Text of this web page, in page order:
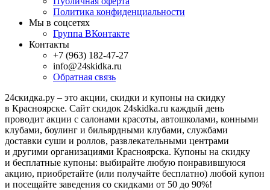
Политика конфиденциальности
Мы в соцсетях
Группа ВКонтакте
Контакты
+7 (963) 182-47-27
info@24skidka.ru
Обратная связь
24скидка.ру – это акции, скидки и купоны на скидку
в Красноярске. Сайт скидок 24skidka.ru каждый день
проводит акции с салонами красоты, автошколами, конными
клубами, боулинг и бильярдными клубами, службами
доставки суши и роллов, развлекательными центрами
и другими организациями Красноярска. Купоны на скидку
и бесплатные купоны: выбирайте любую понравившуюся
акцию, приобретайте (или получайте бесплатно) любой купон
и посещайте заведения со скидками от 50 до 90%!